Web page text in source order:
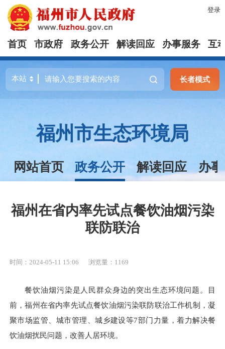
登录
首页 市政府 政务公开 解读回应 办事服务 互
长者模式
福州市生态环境局
网站首页 政务公开 解读回应 办
福州在省内率先试点餐饮油烟污染
联防联治
时间：2024-05-11 15:06 浏览量：1169
餐饮油烟污染是人民群众身边的突出生态环境问题。目
前，福州在省内率先试点餐饮油烟污染联防联治工作机制，凝
聚市场监管、城市管理、城乡建设等7部门力量，着力解决餐
饮油烟扰民问题，改善人居环境。